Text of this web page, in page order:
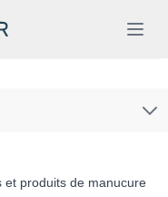
et produits de manucure